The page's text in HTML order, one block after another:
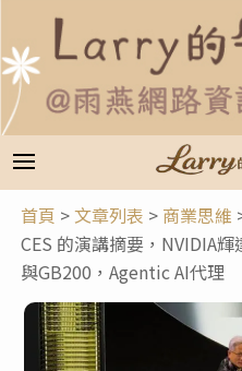
至
主
要
內
容
首頁 >文章列表 > 商業思維
CES 的演講摘要，NVIDIA
與GB200，Agentic AI代理